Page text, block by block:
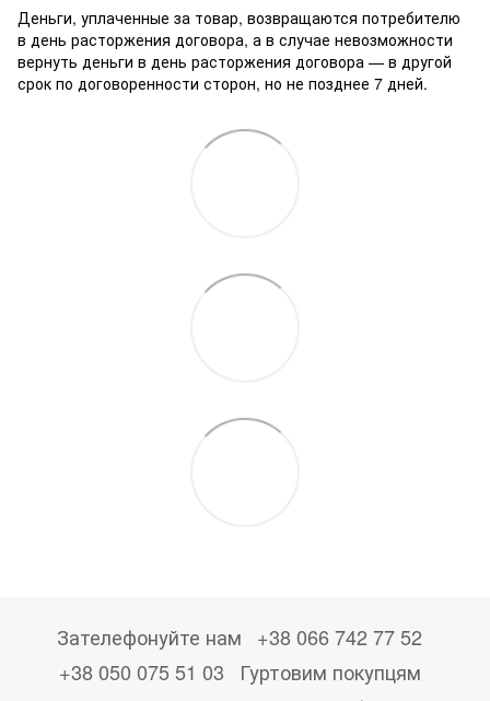
Деньги, уплаченные за товар, возвращаются потребителю
в день расторжения договора, а в случае невозможности
вернуть деньги в день расторжения договора — в другой
срок по договоренности сторон, но не позднее 7 дней.
Зателефонуйте нам
+38 066 742 77 52
+38 050 075 51 03
Гуртовим покупцям